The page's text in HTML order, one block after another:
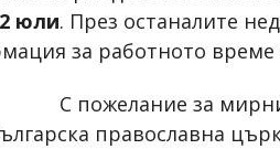
юли. През останалите
за работното
С пожелание за
православна